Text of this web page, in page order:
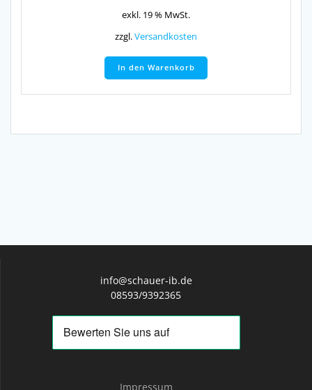
exkl. 19 % MwSt.
zzgl.Versandkosten
In den Warenkorb
info@schauer-ib.de
08593/9392365
Impressum